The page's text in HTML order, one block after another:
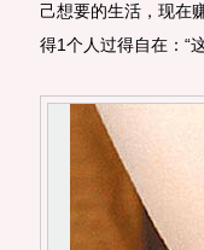
己想要的生活，现在
得1个人过得自在：“